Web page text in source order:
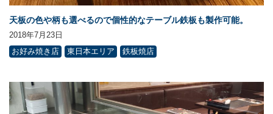
天板の色や柄も選べるので個性的なテーブル鉄板も製作可能。
2018年7月23日
お好み焼き店
東日本エリア 鉄板焼店